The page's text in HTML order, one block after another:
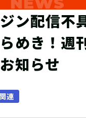
ン配信不
めき！週
知らせ
連